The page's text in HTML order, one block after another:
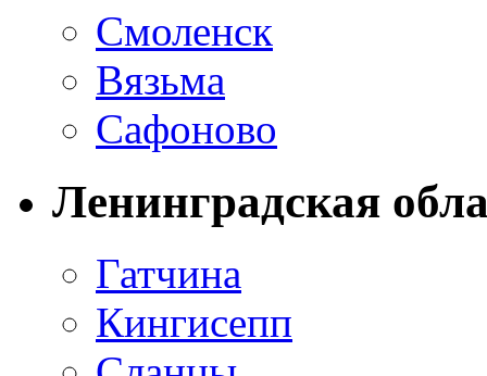
Смоленск
Вязьма
Сафоново
Ленинградская
Гатчина
Кингисепп